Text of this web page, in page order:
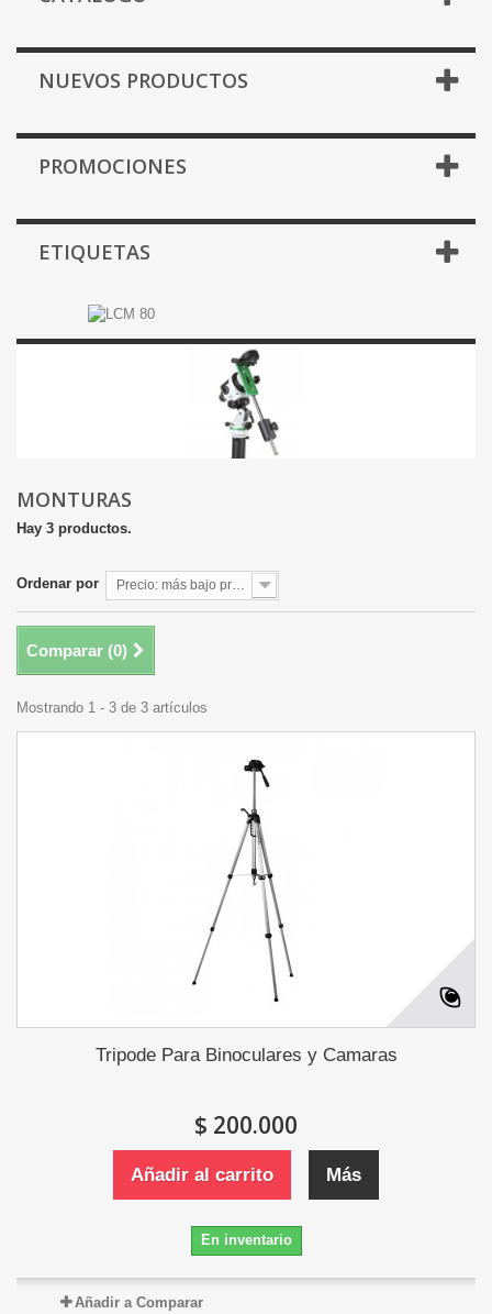
NUEVOS PRODUCTOS
PROMOCIONES
ETIQUETAS
MONTURAS
Hay 3 productos.
Ordenar por Precio: más bajo primero
Comparar (0)
Mostrando 1 - 3 de 3 artículos
Tripode Para Binoculares y Camaras
$ 200.000
Añadir al carrito Más
En inventario
Añadir a Comparar